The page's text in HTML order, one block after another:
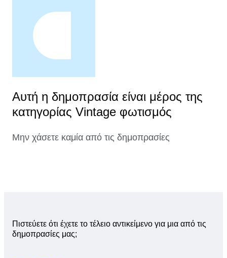
Αυτή η δημοπρασία είναι μέρος της
κατηγορίας Vintage φωτισμός
Μην χάσετε καμία από τις δημοπρασίες
Πιστεύετε ότι έχετε το τέλειο αντικείμενο για μια από τις
δημοπρασίες μας;